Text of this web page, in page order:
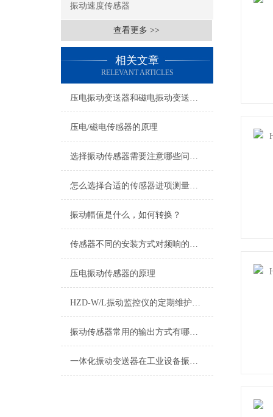
振动速度传感器
查看更多 >>
相关文章
RELEVANT ARTICLES
压电振动变送器和磁电振动变送器在使用上的区别
压电/磁电传感器的原理
选择振动传感器需要注意哪些问题？
怎么选择合适的传感器进项测量，减少传感器测试带来的影响？
振动幅值是什么，如何转换？
传感器不同的安装方式对频响的影响?
压电振动传感器的原理
HZD-W/L振动监控仪的定期维护保养制度介绍
振动传感器常用的输出方式有哪些？
一体化振动变送器在工业设备振动监测中的应用技术解析